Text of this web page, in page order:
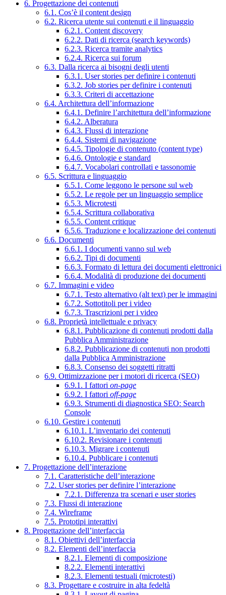
6. Progettazione dei contenuti
6.1. Cos’è il content design
6.2. Ricerca utente sui contenuti e il linguaggio
6.2.1. Content discovery
6.2.2. Dati di ricerca (search keywords)
6.2.3. Ricerca tramite analytics
6.2.4. Ricerca sui forum
6.3. Dalla ricerca ai bisogni degli utenti
6.3.1. User stories per definire i contenuti
6.3.2. Job stories per definire i contenuti
6.3.3. Criteri di accettazione
6.4. Architettura dell’informazione
6.4.1. Definire l’architettura dell’informazione
6.4.2. Alberatura
6.4.3. Flussi di interazione
6.4.4. Sistemi di navigazione
6.4.5. Tipologie di contenuto (content type)
6.4.6. Ontologie e standard
6.4.7. Vocabolari controllati e tassonomie
6.5. Scrittura e linguaggio
6.5.1. Come leggono le persone sul web
6.5.2. Le regole per un linguaggio semplice
6.5.3. Microtesti
6.5.4. Scrittura collaborativa
6.5.5. Content critique
6.5.6. Traduzione e localizzazione dei contenuti
6.6. Documenti
6.6.1. I documenti vanno sul web
6.6.2. Tipi di documenti
6.6.3. Formato di lettura dei documenti elettronici
6.6.4. Modalità di produzione dei documenti
6.7. Immagini e video
6.7.1. Testo alternativo (alt text) per le immagini
6.7.2. Sottotitoli per i video
6.7.3. Trascrizioni per i video
6.8. Proprietà intellettuale e privacy
6.8.1. Pubblicazione di contenuti prodotti dalla
Pubblica Amministrazione
6.8.2. Pubblicazione di contenuti non prodotti
dalla Pubblica Amministrazione
6.8.3. Consenso dei soggetti ritratti
6.9. Ottimizzazione per i motori di ricerca (SEO)
6.9.1. I fattori on-page
6.9.2. I fattori off-page
6.9.3. Strumenti di diagnostica SEO: Search
Console
6.10. Gestire i contenuti
6.10.1. L’inventario dei contenuti
6.10.2. Revisionare i contenuti
6.10.3. Migrare i contenuti
6.10.4. Pubblicare i contenuti
7. Progettazione dell’interazione
7.1. Caratteristiche dell’interazione
7.2. User stories per definire l’interazione
7.2.1. Differenza tra scenari e user stories
7.3. Flussi di interazione
7.4. Wireframe
7.5. Prototipi interattivi
8. Progettazione dell’interfaccia
8.1. Obiettivi dell’interfaccia
8.2. Elementi dell’interfaccia
8.2.1. Elementi di composizione
8.2.2. Elementi interattivi
8.2.3. Elementi testuali (microtesti)
8.3. Progettare e costruire in alta fedeltà